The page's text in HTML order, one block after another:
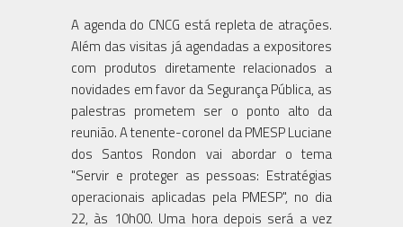
A agenda do CNCG está repleta de atrações.
Além das visitas já agendadas a expositores
com produtos diretamente relacionados a
novidades em favor da Segurança Pública, as
palestras prometem ser o ponto alto da
reunião. A tenente-coronel da PMESP Luciane
dos Santos Rondon vai abordar o tema
"Servir e proteger as pessoas: Estratégias
operacionais aplicadas pela PMESP", no dia
22, às 10h00. Uma hora depois será a vez